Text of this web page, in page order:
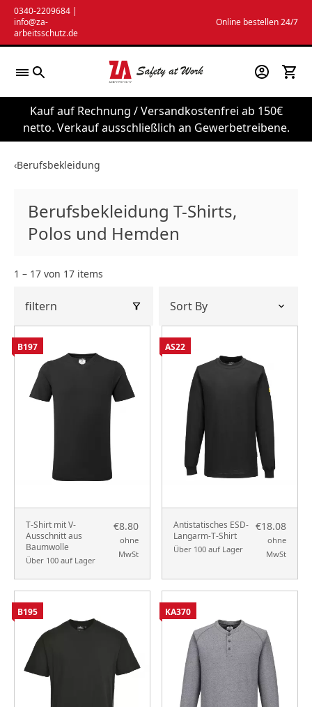
Zum
Inhalt
springen
0340-2209684 |
info@za-
arbeitsschutz.de
Online bestellen 24/7
Kauf auf Rechnung / Versandkostenfrei ab 150€
netto. Verkauf ausschließlich an Gewerbetreibene.
‹Berufsbekleidung
Berufsbekleidung T-Shirts,
Polos und Hemden
1 – 17 von 17 items
filtern
T-Shirt mit V-
Ausschnitt aus
Baumwolle
Über 100 auf Lager
€8.80
ohne
MwSt
B197
Antistatisches ESD-
Langarm-T-Shirt
Über 100 auf Lager
€18.08
ohne
MwSt
AS22
B195 KA370